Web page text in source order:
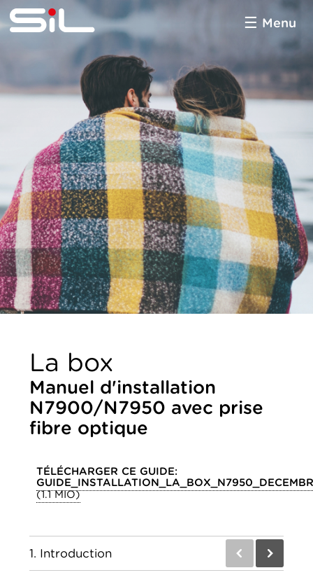
multimédia
Menu
La box
Manuel d'installation
N7900/N7950 avec prise
fibre optique
TÉLÉCHARGER CE GUIDE:
(1.1 MIO)
1. Introduction